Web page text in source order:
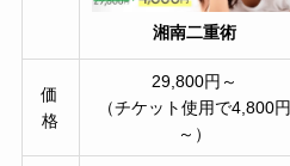
湘南二重術
価
格
29,800円～
（チケット使用で4,800円
～）